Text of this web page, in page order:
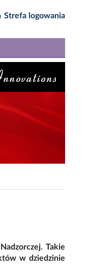
Strefa logowania
Takie
w dziedzinie